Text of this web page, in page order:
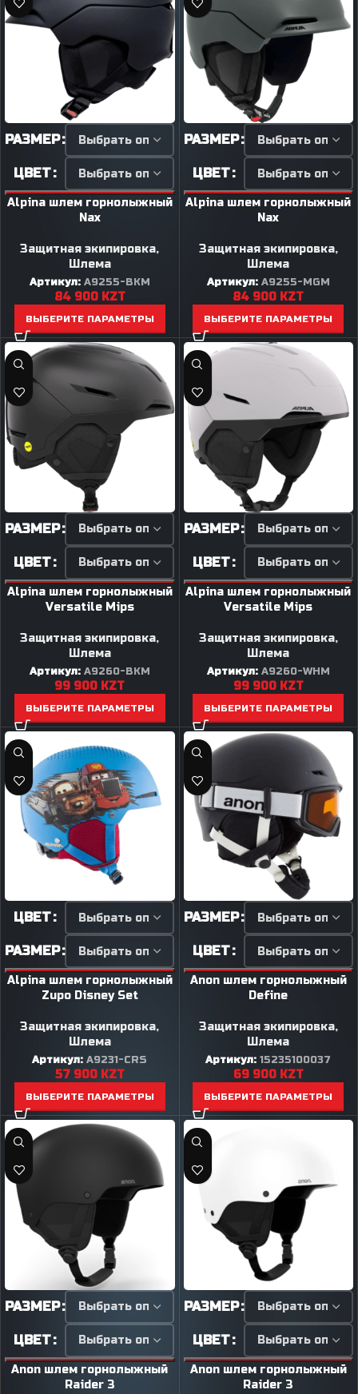
РАЗМЕР
ЦВЕТ
Alpina шлем горнолыжный
Nax
Защитная экипировка,
Шлема
Артикул: A9255-BKM
84 900 KZT
ВЫБЕРИТЕ ПАРАМЕТРЫ
РАЗМЕР
ЦВЕТ
Alpina шлем горнолыжный
Nax
Защитная экипировка,
Шлема
Артикул: A9255-MGM
84 900 KZT
ВЫБЕРИТЕ ПАРАМЕТРЫ
РАЗМЕР
ЦВЕТ
Alpina шлем горнолыжный
Versatile Mips
Защитная экипировка,
Шлема
Артикул: A9260-BKM
99 900 KZT
ВЫБЕРИТЕ ПАРАМЕТРЫ
РАЗМЕР
ЦВЕТ
Alpina шлем горнолыжный
Versatile Mips
Защитная экипировка,
Шлема
Артикул: A9260-WHM
99 900 KZT
ВЫБЕРИТЕ ПАРАМЕТРЫ
ЦВЕТ
РАЗМЕР
Alpina шлем горнолыжный
Zupo Disney Set
Защитная экипировка,
Шлема
Артикул:A9231-CRS
57 900 KZT
ВЫБЕРИТЕ ПАРАМЕТРЫ
РАЗМЕР
ЦВЕТ
Anon шлем горнолыжный
Define
Защитная экипировка,
Шлема
Артикул:15235100037
69 900 KZT
ВЫБЕРИТЕ ПАРАМЕТРЫ
РАЗМЕР
ЦВЕТ
Anon шлем горнолыжный
Raider 3
РАЗМЕР
ЦВЕТ
Anon шлем горнолыжный
Raider 3